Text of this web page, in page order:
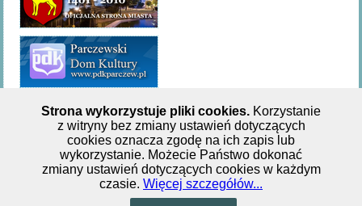
Miejsko-Gminna Biblioteka Publiczna w Parczewie,ul. 11
Listopada 62, tel: +48 833 551 244
Strona wykorzystuje pliki cookies. Korzystanie
z witryny bez zmiany ustawień dotyczących
cookies oznacza zgodę na ich zapis lub
wykorzystanie. Możecie Państwo dokonać
zmiany ustawień dotyczących cookies w każdym
czasie. Więcej szczegółów...